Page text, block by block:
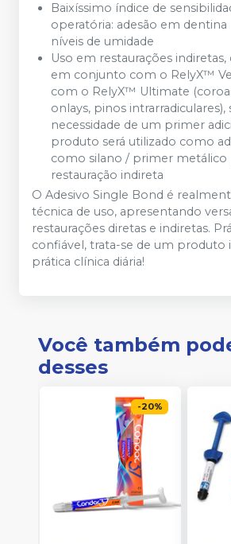
Baixíssimo índice de
operatória: adesão em dentina
níveis de umidade
Uso em restaurações
em conjunto com o RelyX™
com o RelyX™ Ultimate
onlays, pinos intrarradiculares),
necessidade de um primer
produto será utilizado como
como silano / primer metálico
restauração indireta
O Adesivo Single Bond é
técnica de uso, apresentando
restaurações diretas e indiretas.
confiável, trata-se de um produto
prática clínica diária!
Você também
desses
-20%